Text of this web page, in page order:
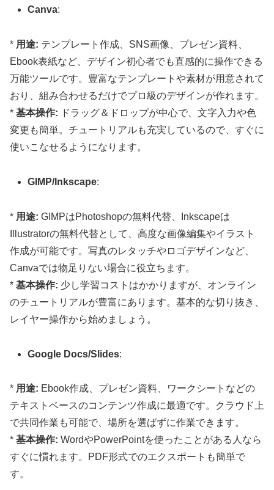
Canva:
* 用途: テンプレート作成、SNS画像、プレゼン資料、
Ebook表紙など、デザイン初心者でも直感的に操作できる
万能ツールです。豊富なテンプレートや素材が用意されて
おり、組み合わせるだけでプロ級のデザインが作れます。
* 基本操作: ドラッグ＆ドロップが中心で、文字入力や色
変更も簡単。チュートリアルも充実しているので、すぐに
使いこなせるようになります。
GIMP/Inkscape:
* 用途: GIMPはPhotoshopの無料代替、Inkscapeは
Illustratorの無料代替として、高度な画像編集やイラスト
作成が可能です。写真のレタッチやロゴデザインなど、
Canvaでは物足りない場合に役立ちます。
* 基本操作: 少し学習コストはかかりますが、オンライン
のチュートリアルが豊富にあります。基本的な切り抜き、
レイヤー操作から始めましょう。
Google Docs/Slides:
* 用途: Ebook作成、プレゼン資料、ワークシートなどの
テキストベースのコンテンツ作成に最適です。クラウド上
で共同作業も可能で、場所を選ばずに作業できます。
* 基本操作: WordやPowerPointを使ったことがある人なら
すぐに慣れます。PDF形式でのエクスポートも簡単で
す。